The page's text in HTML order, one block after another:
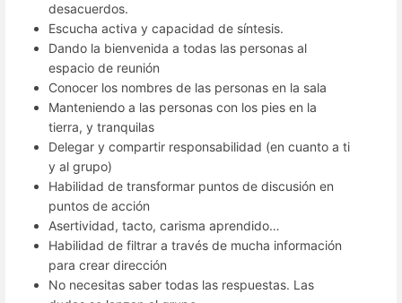
desacuerdos.
Escucha activa y capacidad de síntesis.
Dando la bienvenida a todas las personas al
espacio de reunión
Conocer los nombres de las personas en la sala
Manteniendo a las personas con los pies en la
tierra, y tranquilas
Delegar y compartir responsabilidad (en cuanto a ti
y al grupo)
Habilidad de transformar puntos de discusión en
puntos de acción
Asertividad, tacto, carisma aprendido…
Habilidad de filtrar a través de mucha información
para crear dirección
No necesitas saber todas las respuestas. Las